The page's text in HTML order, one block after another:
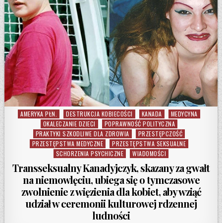
Posted in
AMERYKA PŁN. DESTRUKCJA KOBIECOŚCI KANADA
MEDYCYNA
OKALECZANIE DZIECI
POPRAWNOŚĆ POLITYCZNA
PRAKTYKI SZKODLIWE DLA ZDROWIA
PRZESTĘPCZOŚĆ
PRZESTĘPSTWA MEDYCZNE
PRZESTĘPSTWA SEKSUALNE
SCHORZENIA PSYCHICZNE
WIADOMOŚCI
Transseksualny Kanadyjczyk, skazany za gwałt
na niemowlęciu, ubiega się o tymczasowe
zwolnienie z więzienia dla kobiet, aby wziąć
udział w ceremonii kulturowej rdzennej
ludności